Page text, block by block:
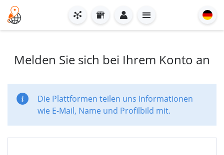
Melden Sie sich bei Ihrem Konto an
Die Plattformen teilen uns Informationen
wie E-Mail, Name und Profilbild mit.